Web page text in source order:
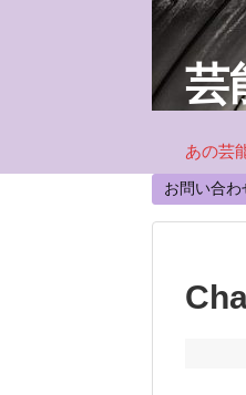
芸
あの芸
お問い合わ